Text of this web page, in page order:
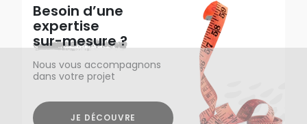
Besoin d’une
expertise
sur-mesure ?
Nous vous accompagnons
dans votre projet
JE DÉCOUVRE